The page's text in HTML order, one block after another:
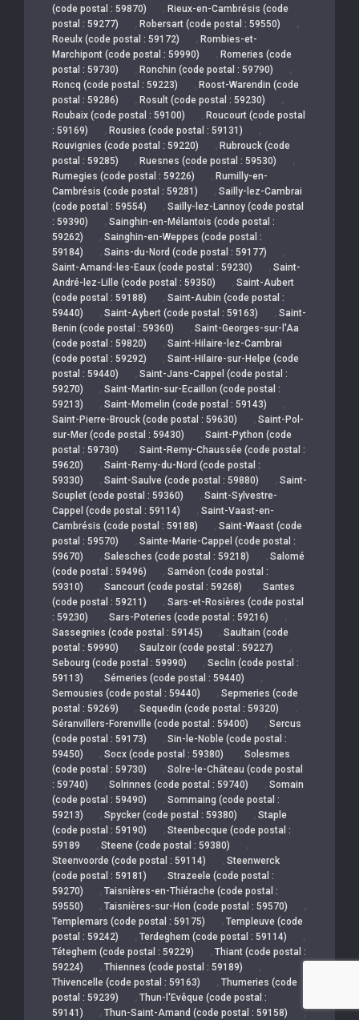
(code postal : 59870)
, Rieux-en-Cambrésis (code
postal : 59277)
, Robersart (code postal : 59550) ,
Roeulx (code postal : 59172) , Rombies-et-
Marchipont (code postal : 59990)
, Romeries (code
postal : 59730)
, Ronchin (code postal : 59790) ,
Roncq (code postal : 59223) , Roost-Warendin (code
postal : 59286)
, Rosult (code postal : 59230) ,
Roubaix (code postal : 59100) , Roucourt (code postal
: 59169)
, Rousies (code postal : 59131) ,
Rouvignies (code postal : 59220) , Rubrouck (code
postal : 59285)
, Ruesnes (code postal : 59530) ,
Rumegies (code postal : 59226) , Rumilly-en-
Cambrésis (code postal : 59281)
, Sailly-lez-Cambrai
(code postal : 59554)
, Sailly-lez-Lannoy (code postal
: 59390)
, Sainghin-en-Mélantois (code postal :
59262)
, Sainghin-en-Weppes (code postal :
59184)
, Sains-du-Nord (code postal : 59177) ,
Saint-Amand-les-Eaux (code postal : 59230) , Saint-
André-lez-Lille (code postal : 59350)
, Saint-Aubert
(code postal : 59188)
, Saint-Aubin (code postal :
59440)
, Saint-Aybert (code postal : 59163) , Saint-
Benin (code postal : 59360)
, Saint-Georges-sur-l'Aa
(code postal : 59820)
, Saint-Hilaire-lez-Cambrai
(code postal : 59292)
, Saint-Hilaire-sur-Helpe (code
postal : 59440)
, Saint-Jans-Cappel (code postal :
59270)
, Saint-Martin-sur-Ecaillon (code postal :
59213)
, Saint-Momelin (code postal : 59143) ,
Saint-Pierre-Brouck (code postal : 59630) , Saint-Pol-
sur-Mer (code postal : 59430)
, Saint-Python (code
postal : 59730)
, Saint-Remy-Chaussée (code postal :
59620)
, Saint-Remy-du-Nord (code postal :
59330)
, Saint-Saulve (code postal : 59880) , Saint-
Souplet (code postal : 59360)
, Saint-Sylvestre-
Cappel (code postal : 59114)
, Saint-Vaast-en-
Cambrésis (code postal : 59188)
, Saint-Waast (code
postal : 59570)
, Sainte-Marie-Cappel (code postal :
59670)
, Salesches (code postal : 59218) , Salomé
(code postal : 59496)
, Saméon (code postal :
59310)
, Sancourt (code postal : 59268) , Santes
(code postal : 59211)
, Sars-et-Rosières (code postal
: 59230)
, Sars-Poteries (code postal : 59216) ,
Sassegnies (code postal : 59145) , Saultain (code
postal : 59990)
, Saulzoir (code postal : 59227) ,
Sebourg (code postal : 59990) , Seclin (code postal :
59113)
, Sémeries (code postal : 59440) ,
Semousies (code postal : 59440) , Sepmeries (code
postal : 59269)
, Sequedin (code postal : 59320) ,
Séranvillers-Forenville (code postal : 59400) , Sercus
(code postal : 59173)
, Sin-le-Noble (code postal :
59450)
, Socx (code postal : 59380) , Solesmes
(code postal : 59730)
, Solre-le-Château (code postal
: 59740)
, Solrinnes (code postal : 59740) , Somain
(code postal : 59490)
, Sommaing (code postal :
59213)
, Spycker (code postal : 59380) , Staple
(code postal : 59190)
, Steenbecque (code postal :
59189
, Steene (code postal : 59380) ,
Steenvoorde (code postal : 59114) , Steenwerck
(code postal : 59181)
, Strazeele (code postal :
59270)
, Taisnières-en-Thiérache (code postal :
59550)
, Taisnières-sur-Hon (code postal : 59570) ,
Templemars (code postal : 59175) , Templeuve (code
postal : 59242)
, Terdeghem (code postal : 59114) ,
Téteghem (code postal : 59229) , Thiant (code postal :
59224)
, Thiennes (code postal : 59189) ,
Thivencelle (code postal : 59163) , Thumeries (code
postal : 59239)
, Thun-l'Evêque (code postal :
59141)
, Thun-Saint-Amand (code postal : 59158) ,